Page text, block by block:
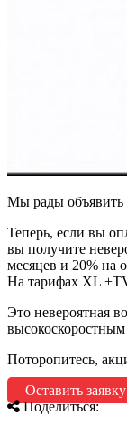
Мы рады
Теперь, если вы
вы получите
месяцев и 20% на
На тарифах XL
Это невероятная
Поторопитесь,
Оставить заявку
Поделиться: